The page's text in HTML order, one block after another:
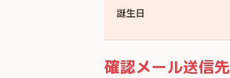
誕生日
確認メール送信先